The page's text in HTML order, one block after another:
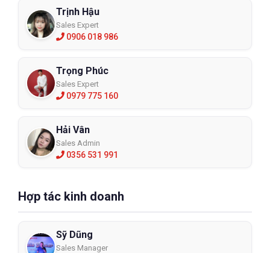
Trịnh Hậu
Sales Expert
0906 018 986
Trọng Phúc
Sales Expert
0979 775 160
Hải Vân
Sales Admin
0356 531 991
Hợp tác kinh doanh
Sỹ Dũng
Sales Manager